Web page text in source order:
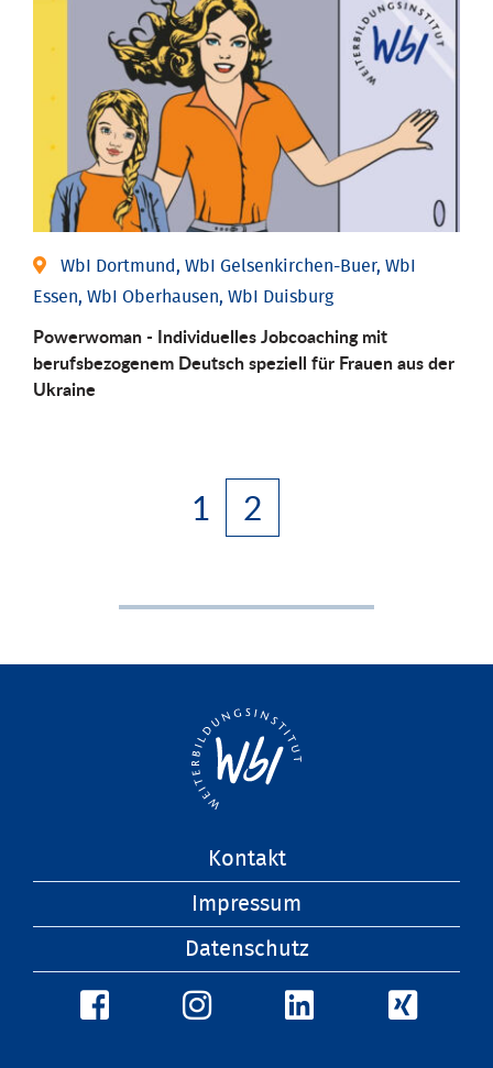
WbI Dortmund, WbI Gelsenkirchen-Buer, WbI
Essen, WbI Oberhausen, WbI Duisburg
Powerwoman - Individuelles Jobcoaching mit
berufsbezogenem Deutsch speziell für Frauen aus der
Ukraine
1 2
Kontakt
Impressum
Datenschutz